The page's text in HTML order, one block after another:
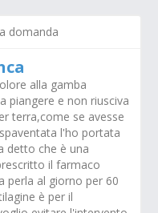
domanda
alla gamba
piangere e non riusciva
terra,come se avesse
l'ho portata
detto che è una
il farmaco
perla al giorno per 60
è per il